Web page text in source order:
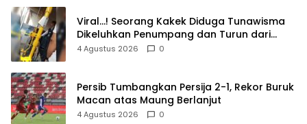
Viral…! Seorang Kakek Diduga Tunawisma
Dikeluhkan Penumpang dan Turun dari
TransJakarta Karena Bau Badan
4 Agustus 2026 0
Persib Tumbangkan Persija 2-1, Rekor Buruk
Macan atas Maung Berlanjut
4 Agustus 2026 0